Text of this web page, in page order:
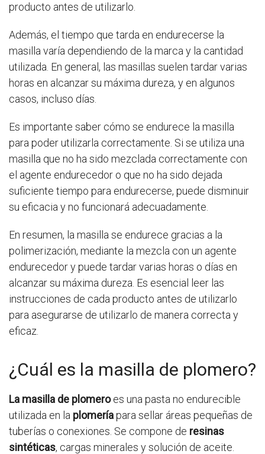
producto antes de utilizarlo.
Además, el tiempo que tarda en endurecerse la
masilla varía dependiendo de la marca y la cantidad
utilizada. En general, las masillas suelen tardar varias
horas en alcanzar su máxima dureza, y en algunos
casos, incluso días.
Es importante saber cómo se endurece la masilla
para poder utilizarla correctamente. Si se utiliza una
masilla que no ha sido mezclada correctamente con
el agente endurecedor o que no ha sido dejada
suficiente tiempo para endurecerse, puede disminuir
su eficacia y no funcionará adecuadamente.
En resumen, la masilla se endurece gracias a la
polimerización, mediante la mezcla con un agente
endurecedor y puede tardar varias horas o días en
alcanzar su máxima dureza. Es esencial leer las
instrucciones de cada producto antes de utilizarlo
para asegurarse de utilizarlo de manera correcta y
eficaz.
¿Cuál es la masilla de plomero?
La masilla de plomeroes una pasta no endurecible
utilizada en la plomeríapara sellar áreas pequeñas de
tuberías o conexiones. Se compone de resinas
sintéticas, cargas minerales y solución de aceite.